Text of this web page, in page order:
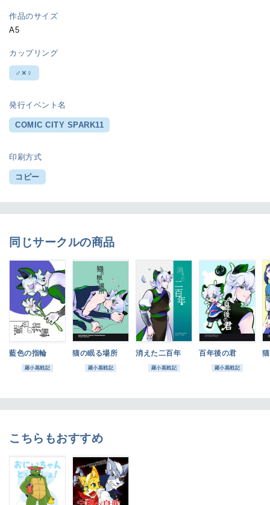
作品のサイズ
A5
カップリング
♂×♀
発行イベント名
COMIC CITY SPARK11
印刷方式
コピー
同じサークルの商品
藍色の指輪
羅小黒戦記
猫の眠る場所
羅小黒戦記
消えた二百年
羅小黒戦記
百年後の君
羅小黒戦記
こちらもおすすめ